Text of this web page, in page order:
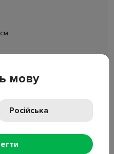
мову
Російська